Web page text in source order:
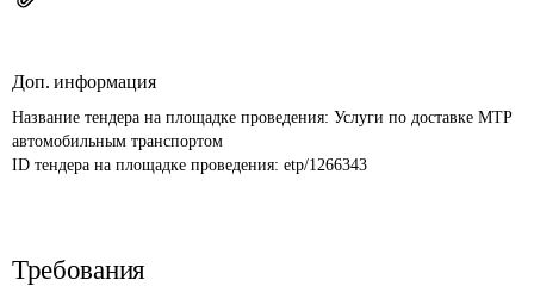
Доп. информация
Название тендера на площадке проведения: Услуги по доставке МТР
автомобильным транспортом
ID тендера на площадке проведения: etp/1266343
Требования